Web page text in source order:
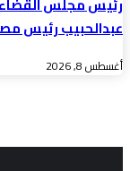
رئيس مجلس القضاء
عبدالحبيب رئيس
أغسطس 8, 2026